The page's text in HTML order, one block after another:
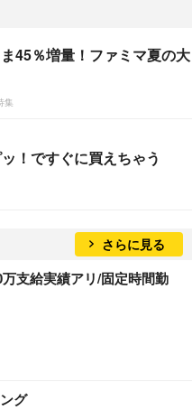
45％増量！ファミマ夏の大
集
！ですぐに買えちゃう
さらに見る
支給実績アリ/固定時間勤
グ